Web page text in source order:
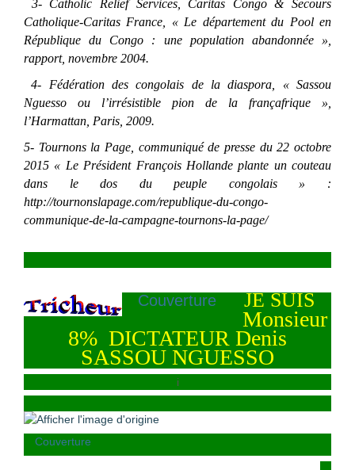
3- Catholic Relief Services, Caritas Congo & Secours
Catholique-Caritas France, « Le département du Pool en
République du Congo : une population abandonnée »,
rapport, novembre 2004.
4- Fédération des congolais de la diaspora, « Sassou
Nguesso ou l’irrésistible pion de la françafrique »,
l’Harmattan, Paris, 2009.
5- Tournons la Page, communiqué de presse du 22 octobre
2015 « Le Président François Hollande plante un couteau
dans le dos du peuple congolais » :
http://tournonslapage.com/republique-du-congo-
communique-de-la-campagne-tournons-la-page/
JE SUIS
Couverture
Monsieur
8% DICTATEUR Denis
SASSOU NGUESSO
i
Couverture